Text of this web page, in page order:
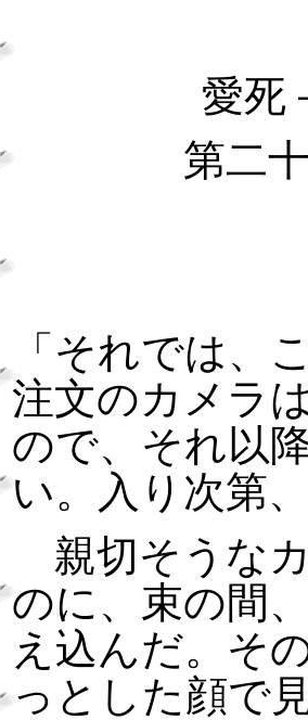
愛死
第二
「それでは、
注文のカメラ
ので、それ以
い。入り次第
親切そうな
のに、束の間
え込んだ。そ
っとした顔で